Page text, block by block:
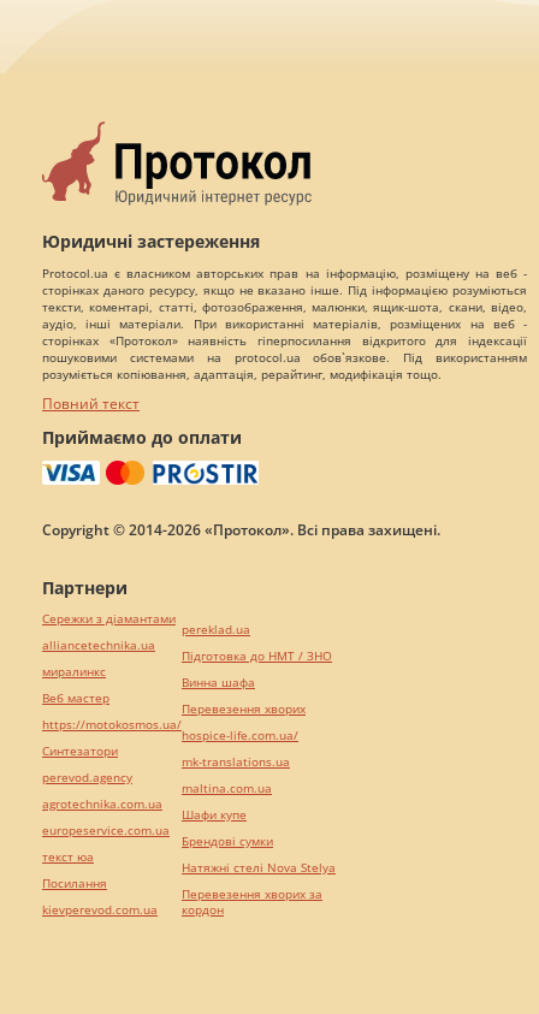
Юридичні застереження
Protocol.ua є власником авторських прав на інформацію, розміщену на веб -
сторінках даного ресурсу, якщо не вказано інше. Під інформацією розуміються
тексти, коментарі, статті, фотозображення, малюнки, ящик-шота, скани, відео,
аудіо, інші матеріали. При використанні матеріалів, розміщених на веб -
сторінках «Протокол» наявність гіперпосилання відкритого для індексації
пошуковими системами на protocol.ua обов`язкове. Під використанням
розуміється копіювання, адаптація, рерайтинг, модифікація тощо.
Повний текст
Приймаємо до оплати
Copyright © 2014-2026 «Протокол». Всі права захищені.
Партнери
Сережки з діамантами
alliancetechnika.ua
миралинкс
Веб мастер
https://motokosmos.ua/
Синтезатори
perevod.agency
agrotechnika.com.ua
europeservice.com.ua
текст юа
Посилання
kievperevod.com.ua
pereklad.ua
Підготовка до НМТ / ЗНО
Винна шафа
Перевезення хворих
hospice-life.com.ua/
mk-translations.ua
maltina.com.ua
Шафи купе
Брендові сумки
Натяжні стелі Nova Stelya
Перевезення хворих за
кордон